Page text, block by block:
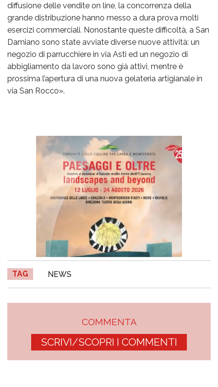
diffusione delle vendite on line, la concorrenza della
grande distribuzione hanno messo a dura prova molti
esercizi commerciali. Nonostante queste difficoltà, a San
Damiano sono state avviate diverse nuove attività: un
negozio di parrucchiere in via Asti ed un negozio di
abbigliamento da lavoro sono già attivi, mentre è
prossima l’apertura di una nuova gelateria artigianale in
via San Rocco».
TAG NEWS
COMMENTA
SCRIVI/SCOPRI I COMMENTI